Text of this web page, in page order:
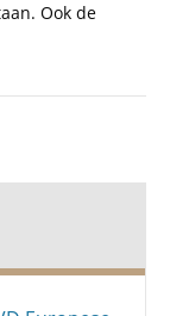
Ook de